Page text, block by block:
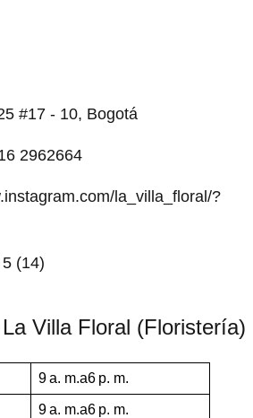
#17 - 10, Bogotá
2962664
la_villa_floral/?
(14)
Villa Floral (Floristería)
9 a. m.a6 p. m.
9 a. m.a6 p. m.